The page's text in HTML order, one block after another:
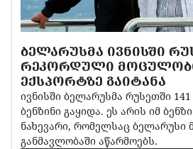
ᲑᲔᲚᲐᲠᲣᲡᲛᲐ ᲘᲕᲜᲘᲡᲨᲘ
ᲠᲔᲙᲝᲠᲓᲣᲚᲘ
ᲔᲥᲡᲞᲝᲠᲢᲖᲔ ᲒᲐᲘᲢᲐᲜᲐ
ივნისში ბელარუსმა რუსეთში
ბენზინი გაყიდა. ეს არის იმ
ნახევარი, რომელსაც ბელარუსი
განმავლობაში აწარმოებს.